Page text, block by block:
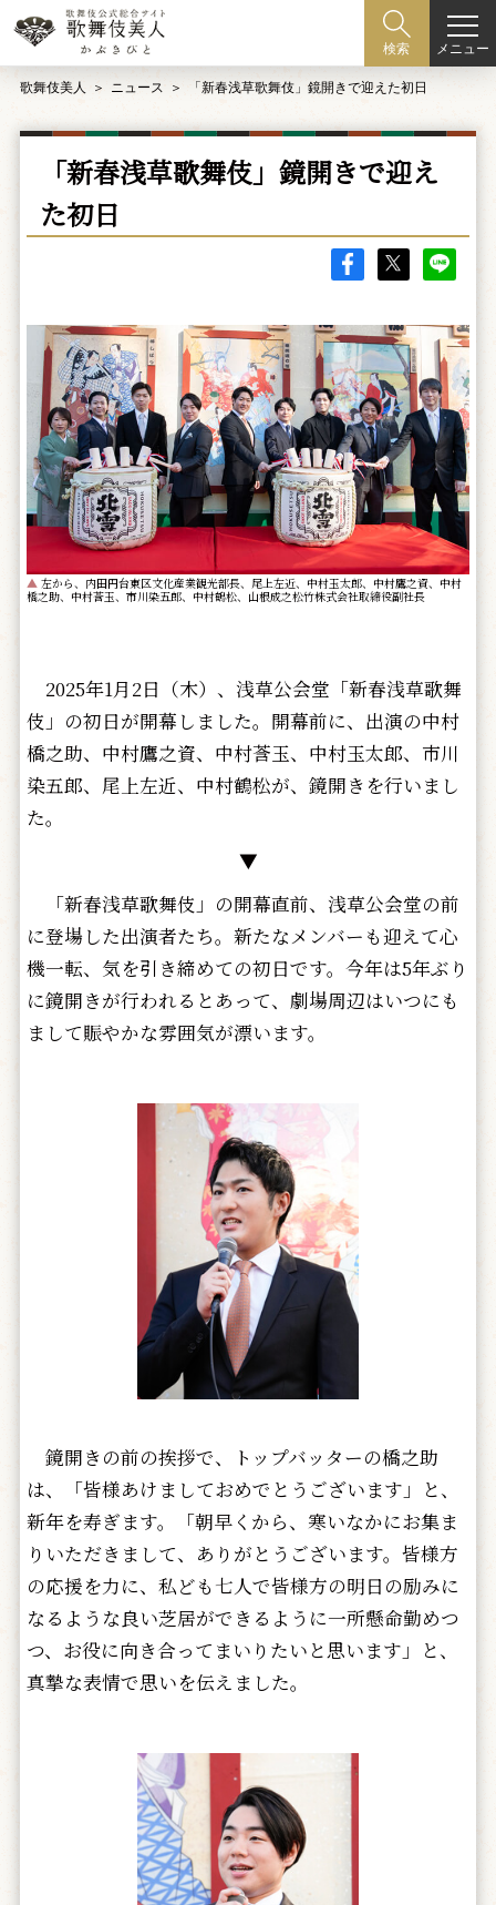
検索 メニュー
歌舞伎美人 ニュース 「新春浅草歌舞伎」鏡開きで迎えた初日
「新春浅草歌舞伎」鏡開きで迎え
た初日
▲左から、内田円台東区文化産業観光部長、尾上左近、中村玉太郎、中村鷹之資、中村
橋之助、中村莟玉、市川染五郎、中村鶴松、山根成之松竹株式会社取締役副社長
2025年1月2日（木）、浅草公会堂「新春浅草歌舞
伎」の初日が開幕しました。開幕前に、出演の中村
橋之助、中村鷹之資、中村莟玉、中村玉太郎、市川
染五郎、尾上左近、中村鶴松が、鏡開きを行いまし
た。
▼
「新春浅草歌舞伎」の開幕直前、浅草公会堂の前
に登場した出演者たち。新たなメンバーも迎えて心
機一転、気を引き締めての初日です。今年は5年ぶり
に鏡開きが行われるとあって、劇場周辺はいつにも
まして賑やかな雰囲気が漂います。
鏡開きの前の挨拶で、トップバッターの橋之助
は、「皆様あけましておめでとうございます」と、
新年を寿ぎます。「朝早くから、寒いなかにお集ま
りいただきまして、ありがとうございます。皆様方
の応援を力に、私ども七人で皆様方の明日の励みに
なるような良い芝居ができるように一所懸命勤めつ
つ、お役に向き合ってまいりたいと思います」と、
真摯な表情で思いを伝えました。